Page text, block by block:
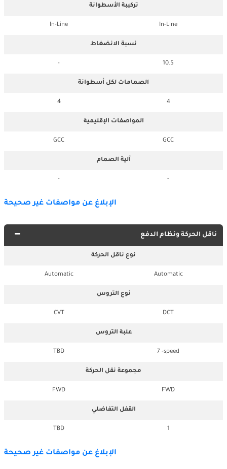
تركيبة الأسطوانة
In-Line
In-Line
نسبة الانضغاط
10.5
-
الصمامات لكل أسطوانة
4
4
المواصفات الإقليمية
GCC
GCC
آلية الصمام
-
-
الإبلاغ عن مواصفات غير صحيحة
ناقل الحركة ونظام الدفع
نوع ناقل الحركة
Automatic
Automatic
نوع التروس
DCT
CVT
علبة التروس
7 -speed
TBD
مجموعة نقل الحركة
FWD
FWD
القفل التفاضلي
1
TBD
الإبلاغ عن مواصفات غير صحيحة